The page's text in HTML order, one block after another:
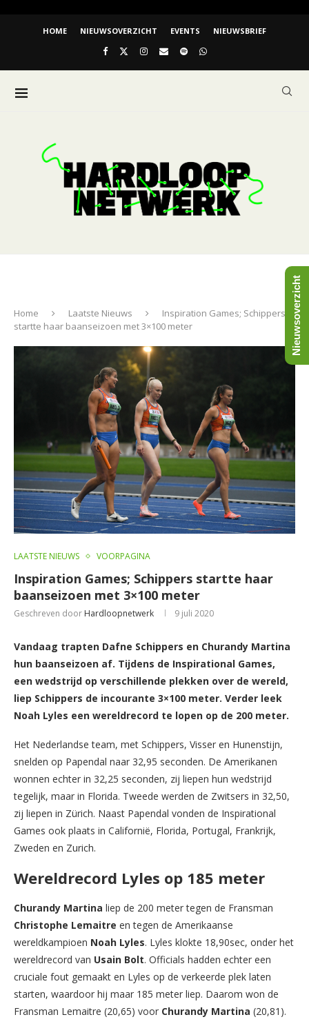
HOME NIEUWSOVERZICHT EVENTS NIEUWSBRIEF
Home Laatste Nieuws
Inspiration Games; Schippers
startte haar baanseizoen met 3×100 meter
LAATSTE NIEUWS VOORPAGINA
Inspiration Games; Schippers startte haar
baanseizoen met 3×100 meter
Geschreven door Hardloopnetwerk 9 juli 2020
Vandaag trapten Dafne Schippers en Churandy Martina
hun baanseizoen af. Tijdens de Inspirational Games,
een wedstrijd op verschillende plekken over de wereld,
liep Schippers de incourante 3×100 meter. Verder leek
Noah Lyles een wereldrecord te lopen op de 200 meter.
Het Nederlandse team, met Schippers, Visser en Hunenstijn,
snelden op Papendal naar 32,95 seconden. De Amerikanen
wonnen echter in 32,25 seconden, zij liepen hun wedstrijd
tegelijk, maar in Florida. Tweede werden de Zwitsers in 32,50,
zij liepen in Zürich. Naast Papendal vonden de Inspirational
Games ook plaats in Californië, Florida, Portugal, Frankrijk,
Zweden en Zurich.
Wereldrecord Lyles op 185 meter
Churandy Martina liep de 200 meter tegen de Fransman
Christophe Lemaitre en tegen de Amerikaanse
wereldkampioen Noah Lyles. Lyles klokte 18,90sec, onder het
wereldrecord van Usain Bolt. Officials hadden echter een
cruciale fout gemaakt en Lyles op de verkeerde plek laten
starten, waardoor hij maar 185 meter liep. Daarom won de
Fransman Lemaitre (20,65) voor Churandy Martina (20,81).
Nieuwsoverzicht